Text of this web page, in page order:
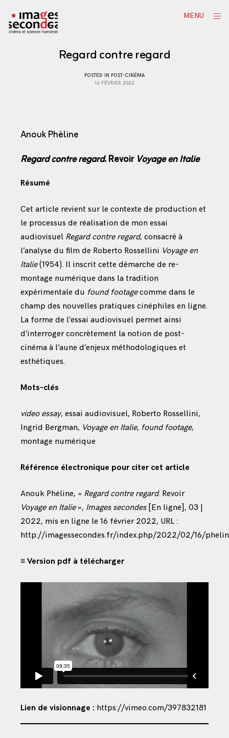
content
MENU
Regard contre regard
POSTED IN POST-CINÉMA
16 FÉVRIER 2022
Anouk Phéline
Regard contre regard. Revoir Voyage en Italie
Résumé
Cet article revient sur le contexte de production et
le processus de réalisation de mon essai
audiovisuel Regard contre regard, consacré à
l’analyse du film de Roberto Rossellini Voyage en
Italie(1954). Il inscrit cette démarche de re-
montage numérique dans la tradition
expérimentale du found footagecomme dans le
champ des nouvelles pratiques cinéphiles en ligne.
La forme de l’essai audiovisuel permet ainsi
d’interroger concrètement la notion de post-
cinéma à l’aune d’enjeux méthodologiques et
esthétiques.
Mots-clés
video essay, essai audiovisuel, Roberto Rossellini,
Ingrid Bergman, Voyage en Italie, found footage,
montage numérique
Référence électronique pour citer cet article
Anouk Phéline, « Regard contre regard. Revoir
Voyage en Italie», Images secondes[En ligne], 03 |
2022, mis en ligne le 16 février 2022, URL :
http://imagessecondes.fr/index.php/2022/02/16/
≡ Version pdf à télécharger
Lien de visionnage : https://vimeo.com/397832181